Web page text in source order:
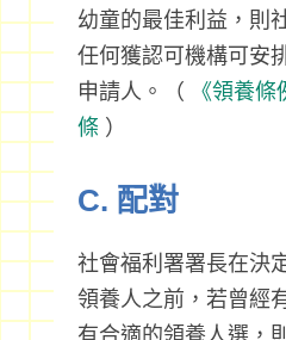
幼童的最佳利益，則
任何獲認可機構可安
申請人。（
《領養條
條 ）
C. 配對
社會福利署署長在決
領養人之前，若曾經
有合適的領養人選，